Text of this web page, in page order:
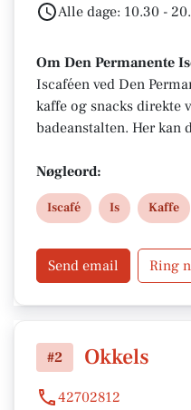
Alle dage: 10.30 -
Om Den Permanente
Iscaféen ved Den
kaffe og snacks direkte
badeanstalten. Her kan
med havudsigt, frisk
på vandet.
Nøgleord:
Iscafé Is Kaffe
Send email Ring
#2 Okkels
42702812